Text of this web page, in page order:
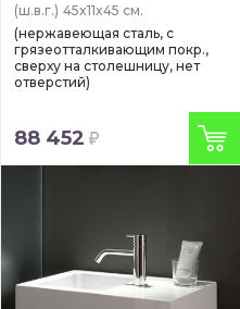
(ш.в.г.) 45x11x45 см.
(нержавеющая сталь, с
грязеотталкивающим покр.,
сверху на столешницу, нет
отверстий)
88 452